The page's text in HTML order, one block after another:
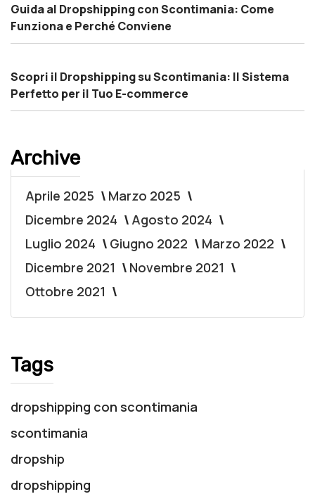
Guida al Dropshipping con Scontimania: Come
Funziona e Perché Conviene
Scopri il Dropshipping su Scontimania: Il Sistema
Perfetto per il Tuo E-commerce
Archive
Aprile 2025
Marzo 2025
Dicembre 2024
Agosto 2024
Luglio 2024
Giugno 2022
Marzo 2022
Dicembre 2021
Novembre 2021
Ottobre 2021
Tags
dropshipping con scontimania
scontimania
dropship
dropshipping